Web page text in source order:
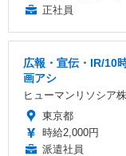
正社員
広報・宣伝・IR/10
画アシ
ヒューマンリソシア
東京都
時給2,000円
派遣社員